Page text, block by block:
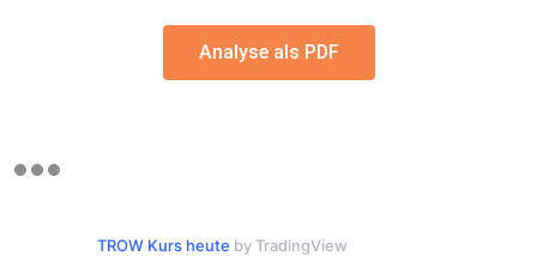
Analyse als PDF
TROW Kurs heute by TradingView